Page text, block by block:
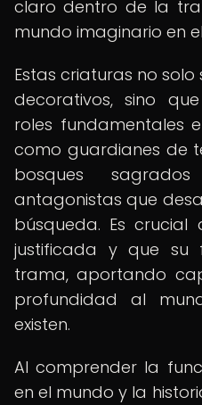
claro dentro de la
mundo imaginario en
Estas criaturas no
decorativos, sino
roles fundamentales
como guardianes de
bosques
antagonistas que
búsqueda. Es crucial
justificada y que su
trama, aportando
profundidad al
existen.
Al comprender la
en el mundo y la